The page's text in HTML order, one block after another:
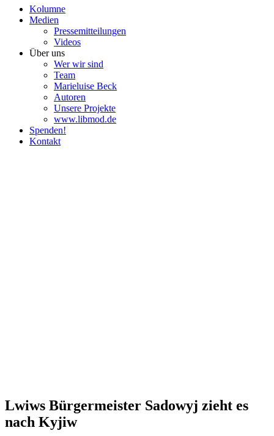
Kolumne
Medien
Pres­se­mit­tei­lun­gen
Videos
Über uns
Wer wir sind
Team
Marie­luise Beck
Autoren
Unsere Pro­jekte
www.libmod.de
Spenden!
Kontakt
Lwiws Bür­ger­meis­ter Sadowyj zieht es
nach Kyjiw